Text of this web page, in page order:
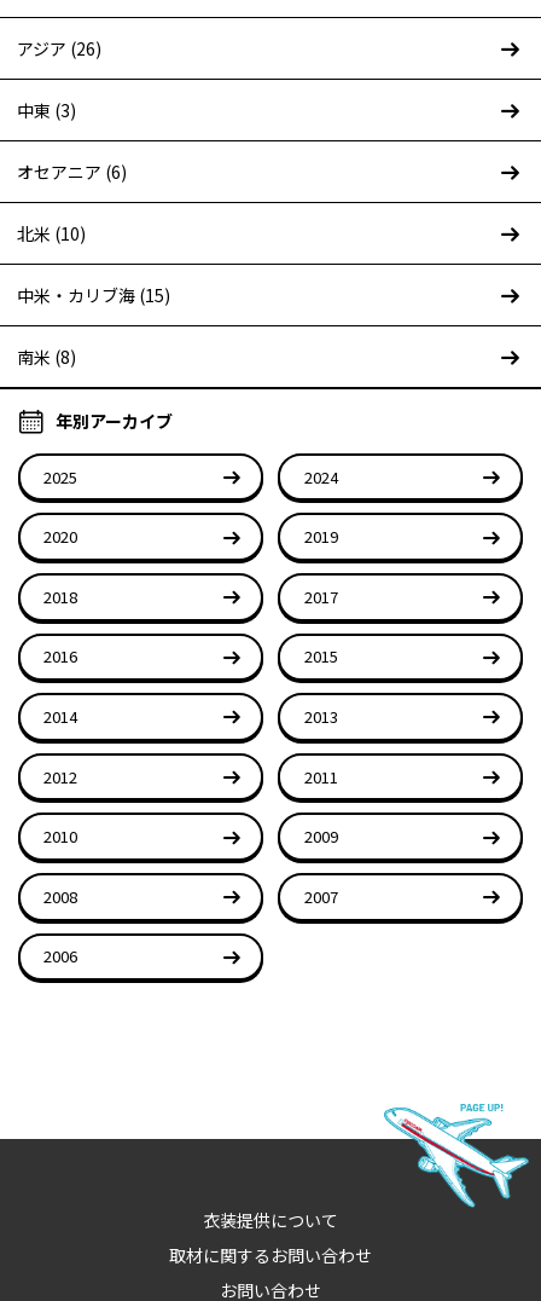
アジア (26)
中東 (3)
オセアニア (6)
北米 (10)
中米・カリブ海 (15)
南米 (8)
年別アーカイブ
2025 2024
2020 2019
2018 2017
2016 2015
2014 2013
2012 2011
2010 2009
2008 2007
2006
衣装提供について
取材に関するお問い合わせ
お問い合わせ